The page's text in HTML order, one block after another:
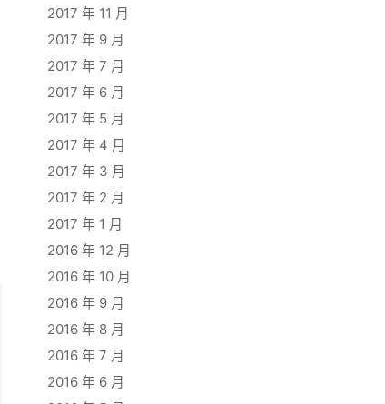
2017 年 11 月
2017 年 9 月
2017 年 7 月
2017 年 6 月
2017 年 5 月
2017 年 4 月
2017 年 3 月
2017 年 2 月
2017 年 1 月
2016 年 12 月
2016 年 10 月
2016 年 9 月
2016 年 8 月
2016 年 7 月
2016 年 6 月